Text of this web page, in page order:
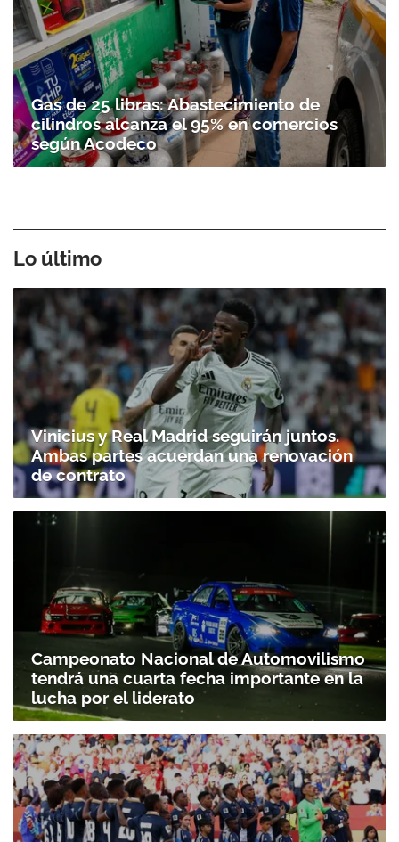
Gas de 25 libras: Abastecimiento de
cilindros alcanza el 95% en comercios
según Acodeco
Lo último
Vinicius y Real Madrid seguirán juntos.
Ambas partes acuerdan una renovación
de contrato
Campeonato Nacional de Automovilismo
tendrá una cuarta fecha importante en la
lucha por el liderato